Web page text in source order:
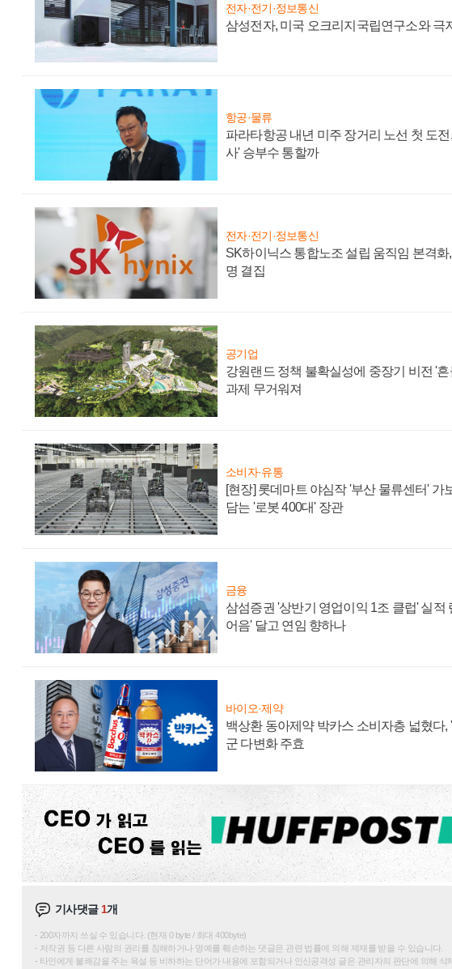
전자·전기·정보통신
삼성전자, 미국 오크리지국립연구소와 극
항공·물류
파라타항공 내년 미주 장거리 노선 첫 도
사' 승부수 통할까
전자·전기·정보통신
SK하이닉스 통합노조 설립 움직임 본격
명 결집
공기업
강원랜드 정책 불확실성에 중장기 비전 '
과제 무거워져
소비자·유통
[현장] 롯데마트 야심작 '부산 물류센터' 가
담는 '로봇 400대' 장관
금융
삼섬증권 '상반기 영업이익 1조 클럽' 실적
어음' 달고 연임 향하나
바이오·제약
백상환 동아제약 박카스 소비자층 넓혔다,
군 다변화 주효
기사댓글 1개
200자까지 쓰실 수 있습니다. (현재 0 byte / 최대 400byte)
저작권 등 다른 사람의 권리를 침해하거나 명예를 훼손하는 댓글은 관련 법률에 의해 제재를 받을 수 있습니다.
타인에게 불쾌감을 주는 욕설 등 비하하는 단어가 내용에 포함되거나 인신공격성 글은 관리자의 판단에 의해 삭